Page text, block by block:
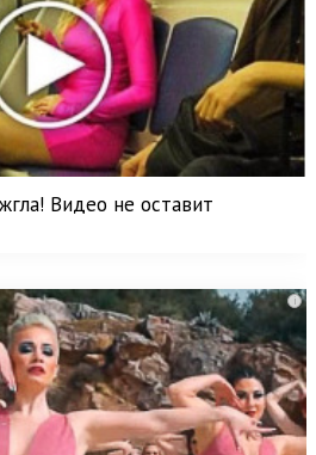
Видео не оставит
i